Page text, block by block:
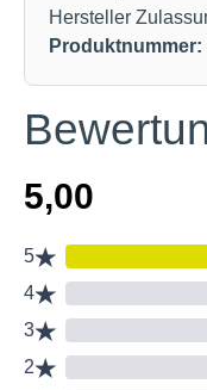
Hersteller
Produktnummer: